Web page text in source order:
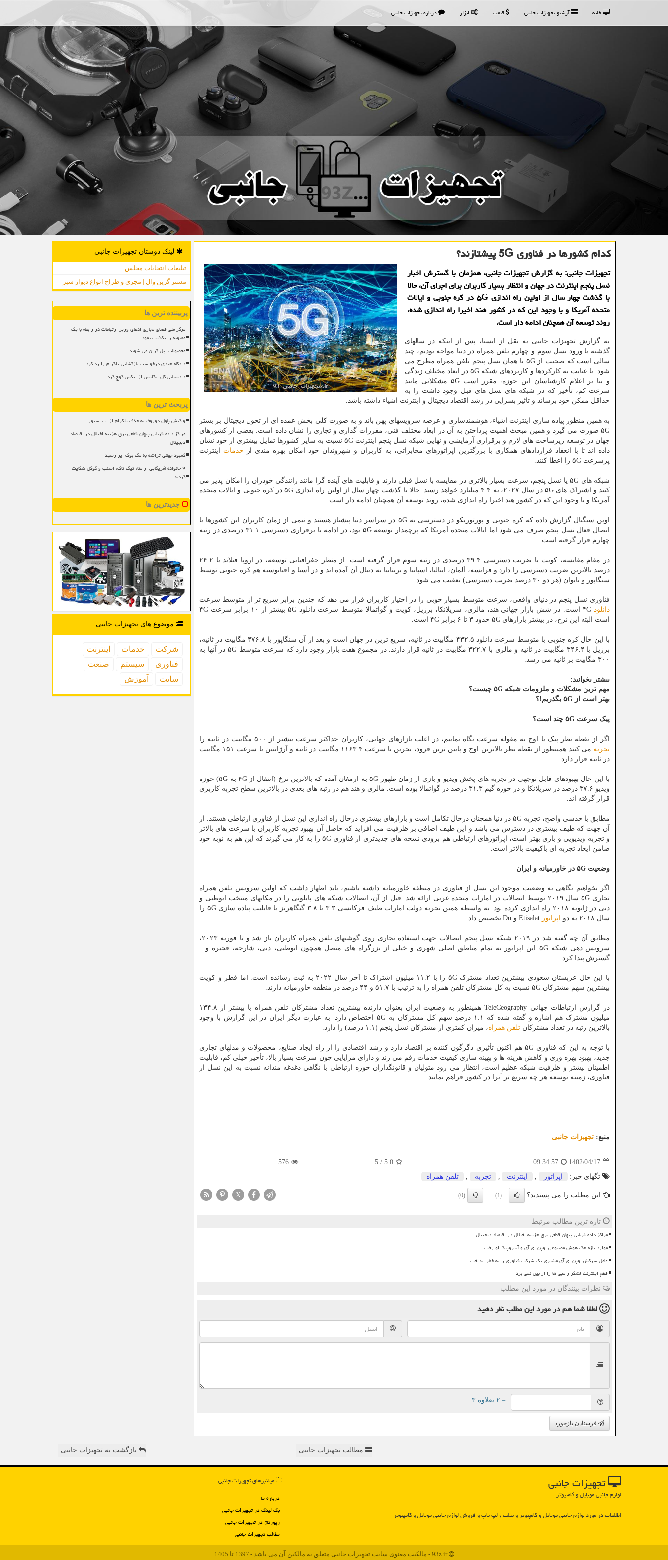
خانه آرشیو تجهیزات جانبی قیمت ابزار درباره تجهیزات جانبی
کدام کشورها در فناوری 5G پیشتازند؟
تجهیزات جانبی: به گزارش تجهیزات جانبی، همزمان با گسترش اخبار
نسل پنجم اینترنت در جهان و انتظار بسیار کاربران برای اجرای آن، حالا
با گذشت چهار سال از اولین راه اندازی ۵G در کره جنوبی و ایالات
متحده آمریکا و با وجود این که در کشور هند اخیرا راه اندازی شده،
روند توسعه آن همچنان ادامه دار است.
به گزارش تجهیزات جانبی به نقل از ایسنا، پس از اینکه در سالهای
گذشته با ورود نسل سوم و چهارم تلفن همراه در دنیا مواجه بودیم، چند
سالی است که صحبت از ۵G یا همان نسل پنجم تلفن همراه مطرح می
شود. با عنایت به کارکردها و کاربردهای شبکه ۵G در ابعاد مختلف زندگی
و بنا بر اعلام کارشناسان این حوزه، مقرر است ۵G مشکلاتی مانند
سرعت کم، تأخیر که در شبکه های نسل های قبل وجود داشت را به
حداقل ممکن خود برساند و تاثیر بسزایی در رشد اقتصاد دیجیتال و اینترنت اشیاء داشته باشد.
به همین منظور پیاده سازی اینترنت اشیاء، هوشمندسازی و عرضه سرویسهای پهن باند و به صورت کلی بخش عمده ای از تحول دیجیتال بر بستر
۵G صورت می گیرد و همین مبحث اهمیت پرداختن به آن در ابعاد مختلف فنی، مقررات گذاری و تجاری را نشان داده است. بعضی از کشورهای
جهان در توسعه زیرساخت های لازم و برقراری آزمایشی و نهایی شبکه نسل پنجم اینترنت ۵G نسبت به سایر کشورها تمایل بیشتری از خود نشان
داده اند تا با انعقاد قراردادهای همکاری با بزرگترین اپراتورهای مخابراتی، به کاربران و شهروندان خود امکان بهره مندی از خدمات اینترنت
پرسرعت ۵G را اعطا کنند.
شبکه های ۵G یا نسل پنجم، سرعت بسیار بالاتری در مقایسه با نسل قبلی دارند و قابلیت های آینده گرا مانند رانندگی خودران را امکان پذیر می
کنند و اشتراک های ۵G در سال ۲۰۲۷، به ۴.۴ میلیارد خواهد رسید. حالا با گذشت چهار سال از اولین راه اندازی ۵G در کره جنوبی و ایالات متحده
آمریکا و با وجود این که در کشور هند اخیرا راه اندازی شده، روند توسعه آن همچنان ادامه دار است.
اوپن سیگنال گزارش داده که کره جنوبی و پورتوریکو در دسترسی به ۵G در سراسر دنیا پیشتاز هستند و نیمی از زمان کاربران این کشورها با
اتصال فعال نسل پنجم صرف می شود اما ایالات متحده آمریکا که پرچمدار توسعه ۵G بود، در ادامه با برقراری دسترسی ۳۱.۱ درصدی در رتبه
چهارم قرار گرفته است.
در مقام مقایسه، کویت با ضریب دسترسی ۳۹.۴ درصدی در رتبه سوم قرار گرفته است. از منظر جغرافیایی توسعه، در اروپا فنلاند با ۲۴.۲
درصد بالاترین ضریب دسترسی را دارد و فرانسه، آلمان، ایتالیا، اسپانیا و بریتانیا به دنبال آن آمده اند و در آسیا و اقیانوسیه هم کره جنوبی توسط
سنگاپور و تایوان (هر دو ۳۰ درصد ضریب دسترسی) تعقیب می شود.
فناوری نسل پنجم در دنیای واقعی، سرعت متوسط بسیار خوبی را در اختیار کاربران قرار می دهد که چندین برابر سریع تر از متوسط سرعت
دانلود
۴G است. در شش بازار جهانی هند، مالزی، سریلانکا، برزیل، کویت و گواتمالا متوسط سرعت دانلود ۵G بیشتر از ۱۰ برابر سرعت ۴G
است البته این نرخ، در بیشتر بازارهای ۵G حدود ۳ تا ۶ برابر ۴G است.
با این حال کره جنوبی با متوسط سرعت دانلود ۴۳۲.۵ مگابیت در ثانیه، سریع ترین در جهان است و بعد از آن سنگاپور با ۳۷۶.۸ مگابیت در ثانیه،
برزیل با ۳۴۶.۴ مگابیت در ثانیه و مالزی با ۳۲۲.۷ مگابیت در ثانیه قرار دارند. در مجموع هفت بازار وجود دارد که سرعت متوسط ۵G در آنها به
۳۰۰ مگابیت بر ثانیه می رسد.
بیشتر بخوانید:
مهم ترین مشکلات و ملزومات شبکه ۵G چیست؟
بهتر است از ۵G بگذریم!؟
پیک سرعت ۵G چند است؟
اگر از نقطه نظر پیک یا اوج به مقوله سرعت نگاه نماییم، در اغلب بازارهای جهانی، کاربران حداکثر سرعت بیشتر از ۵۰۰ مگابیت در ثانیه را
تجربه
می کنند همینطور از نقطه نظر بالاترین اوج و پایین ترین فرود، بحرین با سرعت ۱۱۶۳.۴ مگابیت در ثانیه و آرژانتین با سرعت ۱۵۱ مگابیت
در ثانیه قرار دارد.
با این حال بهبودهای قابل توجهی در تجربه های پخش ویدیو و بازی از زمان ظهور ۵G به ارمغان آمده که بالاترین نرخ (انتقال از ۴G به ۵G) حوزه
ویدیو ۳۷.۶ درصد در سریلانکا و در حوزه گیم ۳۱.۳ درصد در گواتمالا بوده است. مالزی و هند هم در رتبه های بعدی در بالاترین سطح تجربه کاربری
قرار گرفته اند.
مطابق با حدسی واضح، تجربه ۵G در دنیا همچنان درحال تکامل است و بازارهای بیشتری درحال راه اندازی این نسل از فناوری ارتباطی هستند. از
آن جهت که طیف بیشتری در دسترس می باشد و این طیف اضافی بر ظرفیت می افزاید که حاصل آن بهبود تجربه کاربران با سرعت های بالاتر
و تجربه ویدیویی و بازی بهتر است، اپراتورهای ارتباطی هم بزودی نسخه های جدیدتری از فناوری ۵G را به کار می گیرند که این هم به نوبه خود
ضامن ایجاد تجربه ای باکیفیت بالاتر است.
وضعیت ۵G در خاورمیانه و ایران
اگر بخواهیم نگاهی به وضعیت موجود این نسل از فناوری در منطقه خاورمیانه داشته باشیم، باید اظهار داشت که اولین سرویس تلفن همراه
تجاری ۵G سال ۲۰۱۹ توسط اتصالات در امارات متحده عربی ارائه شد. قبل از آن، اتصالات شبکه های پایلوتی را در مکانهای منتخب ابوظبی و
دبی در ژانویه ۲۰۱۸ راه اندازی کرده بود. به واسطه همین تجربه دولت امارات طیف فرکانسی ۳.۳ تا ۳.۸ گیگاهرتز با قابلیت پیاده سازی ۵G را
سال ۲۰۱۸ به دو
اپراتور
مطابق آن چه گفته شد در ۲۰۱۹ شبکه نسل پنجم اتصالات جهت استفاده تجاری روی گوشیهای تلفن همراه کاربران باز شد و تا فوریه ۲۰۲۳،
سرویس دهی شبکه ۵G این اپراتور به تمام مناطق اصلی شهری و خیلی از بزرگراه های متصل همچون ابوظبی، دبی، شارجه، فجیره و...
گسترش پیدا کرد.
با این حال عربستان سعودی بیشترین تعداد مشترک ۵G را با ۱۱.۲ میلیون اشتراک تا آخر سال ۲۰۲۲ به ثبت رسانده است. اما قطر و کویت
بیشترین سهم مشترکان ۵G نسبت به کل مشترکان تلفن همراه را به ترتیب با ۵۱.۷ و ۴۴ درصد در منطقه خاورمیانه دارند.
در گزارش ارتباطات جهانی TeleGeography همینطور به وضعیت ایران بعنوان دارنده بیشترین تعداد مشترکان تلفن همراه با بیشتر از ۱۳۴.۸
میلیون مشترک هم اشاره و گفته شده که ۱.۱ درصدِ سهم کل مشترکان به ۵G اختصاص دارد. به عبارت دیگر ایران در این گزارش با وجود
بالاترین رتبه در تعداد مشترکان تلفن همراه، میزان کمتری از مشترکان نسل پنجم (۱.۱ درصد) را دارد.
با توجه به این که فناوری ۵G هم اکنون تأثیری دگرگون کننده بر اقتصاد دارد و رشد اقتصادی را از راه ایجاد صنایع، محصولات و مدلهای تجاری
جدید، بهبود بهره وری و کاهش هزینه ها و بهینه سازی کیفیت خدمات رقم می زند و دارای مزایایی چون سرعت بسیار بالا، تأخیر خیلی کم، قابلیت
اطمینان بیشتر و ظرفیت شبکه عظیم است، انتظار می رود متولیان و قانونگذاران حوزه ارتباطی با نگاهی دغدغه مندانه نسبت به این نسل از
فناوری، زمینه توسعه هر چه سریع تر آنرا در کشور فراهم نمایند.
منبع: تجهیزات جانبی
1402/04/17
09:34:57
5.0
/
5
576
تگهای خبر: اپراتور , اینترنت , تجربه , تلفن همراه
این مطلب را می پسندید؟ (1)
(0)
X
تازه ترین مطالب مرتبط
مراکز داده قربانی پنهان قطعی برق هزینه اختلال در اقتصاد دیجیتال
موارد تازه هک هوش مصنوعی اوپن ای آی و آنتروپیک لو رفت
عامل سرکش اوپن ای آی مشتری یک شرکت فناوری را به خطر انداخت
قطع اینترنت لشکر زامبی ها را از بین نمی برد
نظرات بینندگان در مورد این مطلب
لطفا شما همدر مورد این مطلبنظر دهید
= ۲ بعلاوه ۳
فرستادن بازخورد
لینک دوستان تجهیزات جانبی
تبلیغات انتخابات مجلس
مستر گرین وال | مجری و طراح انواع دیوار سبز
پربیننده ترین ها
مرکز ملی فضای مجازی ادعای وزیر ارتباطات در رابطه با یک
مصوبه را تکذیب نمود
محصولات اپل گران می شوند
دادگاه هندی درخواست بازگشایی تلگرام را رد کرد
دادستانی کل انگلیس از ایکس کوچ کرد
پربحث ترین ها
واکنش پاول دوروف به حذف تلگرام از اپ استور
مراکز داده قربانی پنهان قطعی برق هزینه اختلال در اقتصاد
دیجیتال
کمبود جهانی تراشه به مک بوک ایر رسید
۴ خانواده آمریکایی از متا، تیک تاک، اسنپ و گوگل شکایت
کردند
جدیدترین ها
موضوع های تجهیزات جانبی
شركت خدمات
اینترنت
فناوری
سیستم
صنعت
سایت
آموزش
مطالب تجهیزات حانبی بازگشت به تجهیزات حانبی
تجهیزات جانبی
لوازم جانبی موبایل و کامپیوتر
اطلاعات در مورد لوازم جانبی موبایل و كامپیوتر و تبلت و لپ تاپ و فروش لوازم جانبی موبایل و كامپیوتر
میانبرهای تجهیزات جانبی
درباره ما
بک لینک در تجهیزات جانبی
رپورتاژ در تجهیزات جانبی
مطالب تجهیزات جانبی
93z.ir - مالکیت معنوی سایت تجهیزات جانبی متعلق به مالکین آن می باشد - 1397 تا 1405